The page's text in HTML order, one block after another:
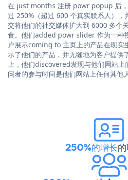
在 just months 注册 powr popup 后
过 250%（超过 600 个真实联系人）
交将他们的社交媒体扩大到 6000 多个
食。他们added powr slider 作为一种
户展示coming to 主页上的产品在现实
示了他们的产品，并无缝地为客户提供
上，他们discovered发现与他们网站
问者的参与时间是他们网站上任何其他
250%的增长